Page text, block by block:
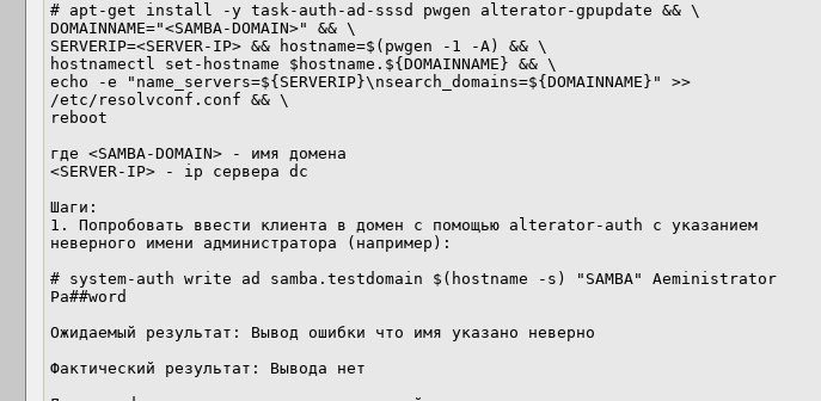
# apt-get install -y task-auth-ad-sssd pwgen alterator-gpupdate && \
DOMAINNAME="<SAMBA-DOMAIN>" && \
SERVERIP=<SERVER-IP> && hostname=$(pwgen -1 -A) && \
hostnamectl set-hostname $hostname.${DOMAINNAME} && \
echo -e "name_servers=${SERVERIP}\nsearch_domains=${DOMAINNAME}" >>
/etc/resolvconf.conf && \
reboot
где <SAMBA-DOMAIN> - имя домена
<SERVER-IP> - ip сервера dc
Шаги:
1. Попробовать ввести клиента в домен с помощью alterator-auth с указанием
неверного имени администратора (например):
# system-auth write ad samba.testdomain $(hostname -s) "SAMBA" Aеministrator
Pa##word
Ожидаемый результат: Вывод ошибки что имя указано неверно
Фактический результат: Вывода нет